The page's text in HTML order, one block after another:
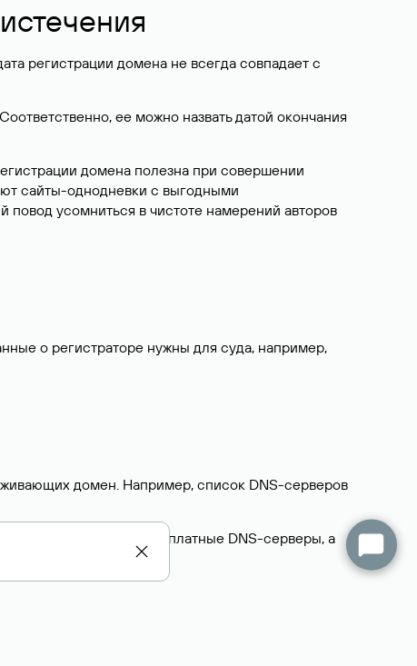
регистрации домена не всегда совпадает с
ее можно назвать датой окончания
домена полезна при совершении
сайты-однодневки с выгодными
усомниться в чистоте намерений авторов
о регистраторе нужны для суда, например,
домен. Например, список DNS-серверов
домен на бесплатные DNS-серверы, а